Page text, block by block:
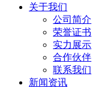
关于我们
公司简介
荣誉证书
实力展示
合作伙伴
联系我们
新闻资讯